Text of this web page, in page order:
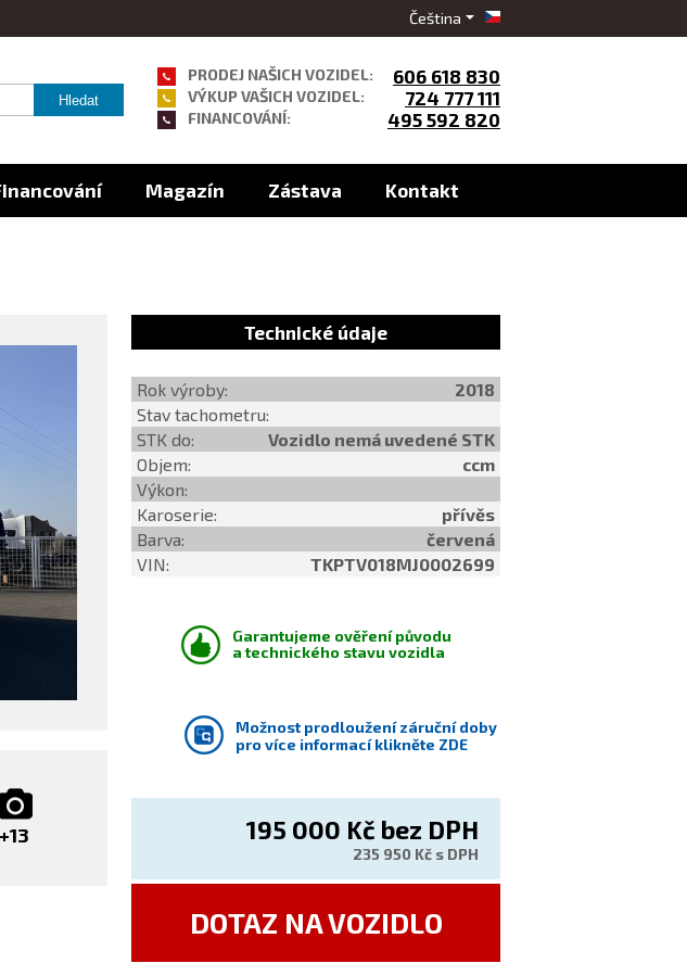
Čeština
Magazín Zástava Kontakt
PRODEJ NAŠICH VOZIDEL: 606 618 830
VÝKUP VAŠICH VOZIDEL: 724 777 111
FINANCOVÁNÍ: 495 592 820
+13
Technické údaje
Rok výroby:
2018
Stav tachometru:
STK do:
Vozidlo nemá uvedené STK
Objem:
ccm
Výkon:
Karoserie:
přívěs
Barva:
červená
VIN:
TKPTV018MJ0002699
Garantujeme ověření původu
a technického stavu vozidla
Možnost prodloužení záruční doby
pro více informací klikněte ZDE
195 000 Kč bez DPH
235 950 Kč s DPH
DOTAZ NA VOZIDLO